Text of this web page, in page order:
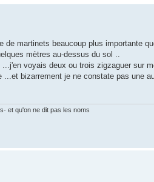
de martinets beaucoup plus importante
mètres au-dessus du sol ..
voyais deux ou trois zigzaguer sur
...et bizarrement je ne constate pas une
et qu'on ne dit pas les noms